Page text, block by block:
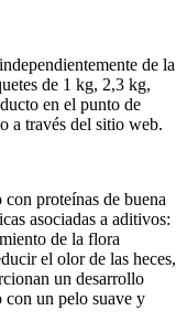
de la
de 1 kg, 2,3 kg,
en el punto de
a través del sitio web.
proteínas de buena
asociadas a aditivos:
de la flora
el olor de las heces,
un desarrollo
con un pelo suave y